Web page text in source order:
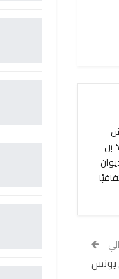
بن
1941). يعد محفلاً ثقافيًا
يونس